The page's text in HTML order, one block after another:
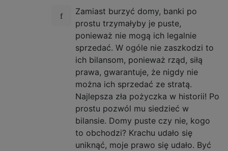
Zamiast burzyć domy, banki po
prostu trzymałyby je puste,
ponieważ nie mogą ich legalnie
sprzedać. W ogóle nie zaszkodzi to
ich bilansom, ponieważ rząd, siłą
prawa, gwarantuje, że nigdy nie
można ich sprzedać ze stratą.
Najlepsza zła pożyczka w historii! Po
prostu pozwól mu siedzieć w
bilansie. Domy puste czy nie, kogo
to obchodzi? Krachu udało się
uniknąć, moje prawo się udało. Być